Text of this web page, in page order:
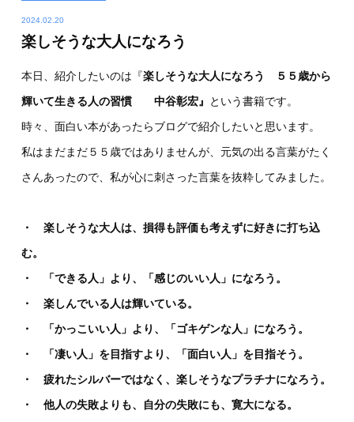
2024.02.20
楽しそうな大人になろう
本日、紹介したいのは『楽しそうな大人になろう ５５歳から
輝いて生きる人の習慣 中谷彰宏』
という書籍です。
時々、面白い本があったらブログで紹介したいと思います。
私はまだまだ５５歳ではありませんが、元気の出る言葉がたく
さんあったので、私が心に刺さった言葉を抜粋してみました。
・ 楽しそうな大人は、損得も評価も考えずに好きに打ち込
む。
・ 「できる人」より、「感じのいい人」になろう。
・ 楽しんでいる人は輝いている。
・ 「かっこいい人」より、「ゴキゲンな人」になろう。
・ 「凄い人」を目指すより、「面白い人」を目指そう。
・ 疲れたシルバーではなく、楽しそうなプラチナになろう。
・ 他人の失敗よりも、自分の失敗にも、寛大になる。